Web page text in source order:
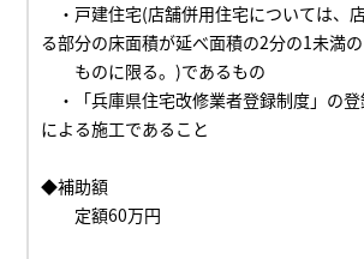
・戸建住宅(店舗併用住宅については、
る部分の床面積が延べ面積の2分の1未満の
ものに限る。)であるもの
・「兵庫県住宅改修業者登録制度」の
による施工であること
◆補助額
定額60万円